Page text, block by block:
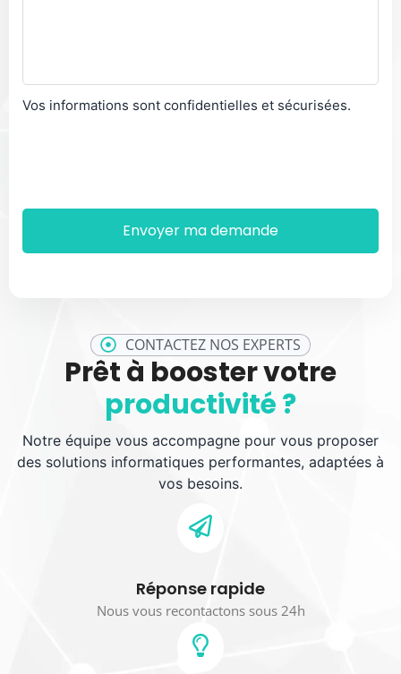
CONTACTEZ NOS EXPERTS
Prêt à booster votre
productivité ?
Notre équipe vous accompagne pour vous proposer
des solutions informatiques performantes, adaptées à
vos besoins.
Réponse rapide
Nous vous recontactons sous 24h
Vos informations sont confidentielles et sécurisées.